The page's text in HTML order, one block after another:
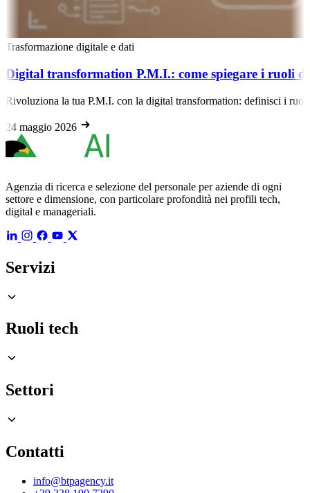
Trasformazione digitale e dati
Digital transformation P.M.I.: come spiegare i ruoli
Rivoluziona la tua P.M.I. con la digital transformation: definisci i
24 maggio 2026
Agenzia di ricerca e selezione del personale per aziende di ogni
settore e dimensione, con particolare profondità nei profili tech,
digital e manageriali.
Servizi
Ruoli tech
Settori
Contatti
info@btpagency.it